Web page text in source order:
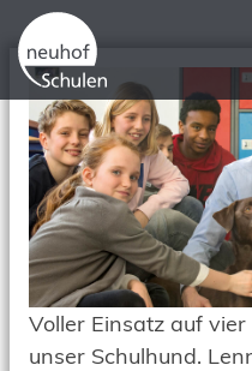
Voller Einsatz auf
unser Schulhund.